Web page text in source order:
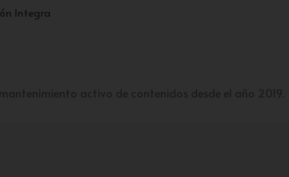
Integra